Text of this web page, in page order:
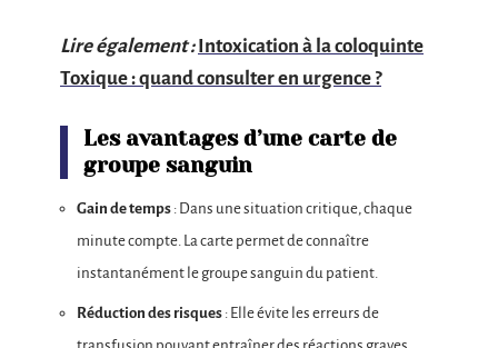
Lire également : Intoxication à la coloquinte
Toxique : quand consulter en urgence ?
Les avantages d’une carte de
groupe sanguin
Gain de temps : Dans une situation critique, chaque
minute compte. La carte permet de connaître
instantanément le groupe sanguin du patient.
Réduction des risques : Elle évite les erreurs de